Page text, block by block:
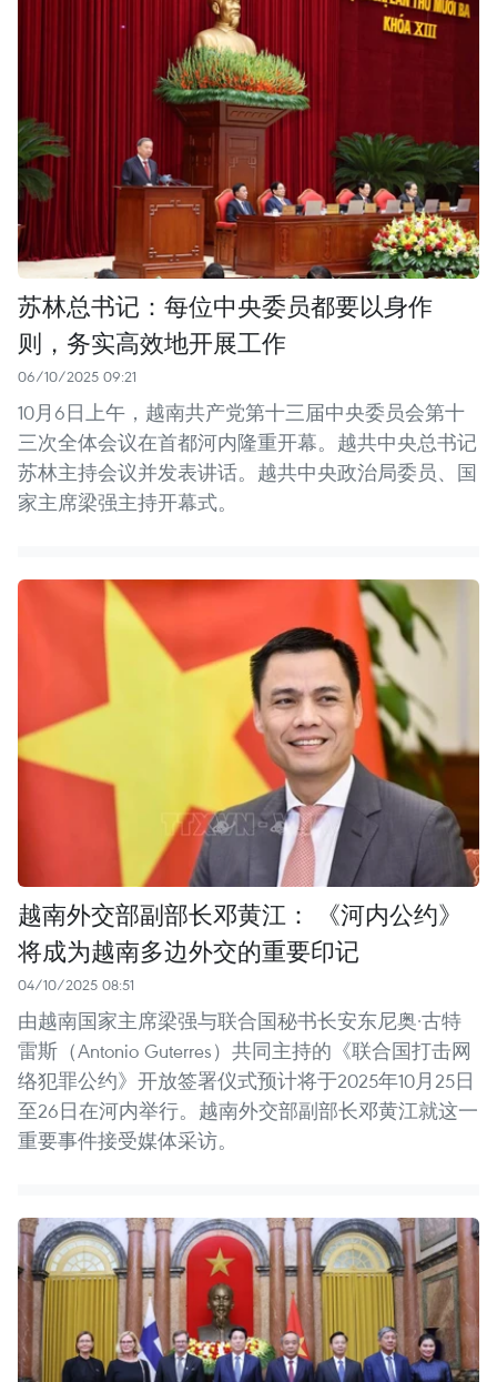
苏林总书记：每位中央委员都要以身作
则，务实高效地开展工作
06/10/2025 09:21
10月6日上午，越南共产党第十三届中央委员会第十
三次全体会议在首都河内隆重开幕。越共中央总书记
苏林主持会议并发表讲话。越共中央政治局委员、国
家主席梁强主持开幕式。
越南外交部副部长邓黄江： 《河内公约》
将成为越南多边外交的重要印记
04/10/2025 08:51
由越南国家主席梁强与联合国秘书长安东尼奥·古特
雷斯（Antonio Guterres）共同主持的《联合国打击网
络犯罪公约》开放签署仪式预计将于2025年10月25日
至26日在河内举行。越南外交部副部长邓黄江就这一
重要事件接受媒体采访。